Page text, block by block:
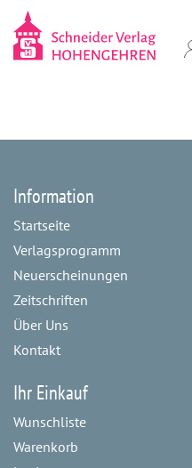
Information
Startseite
Verlagsprogramm
Neuerscheinungen
Zeitschriften
Über Uns
Kontakt
Ihr Einkauf
Wunschliste
Warenkorb